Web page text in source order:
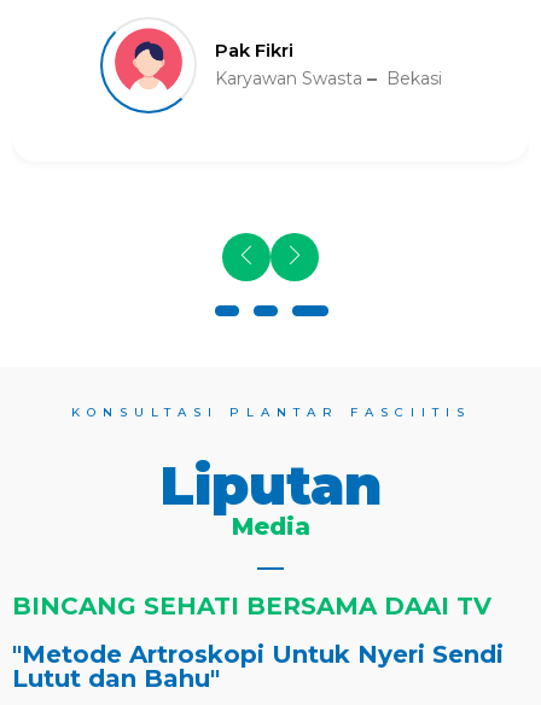
Pak Fikri
Karyawan Swasta Bekasi
KONSULTASI PLANTAR FASCIITIS
Liputan
Media
BINCANG SEHATI BERSAMA DAAI TV
"Metode Artroskopi Untuk Nyeri Sendi
Lutut dan Bahu"